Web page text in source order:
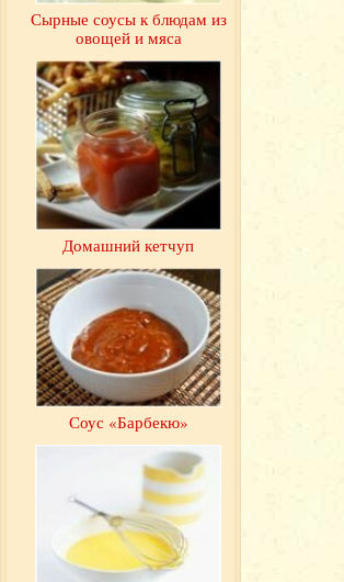
Сырные соусы к блюдам из
овощей и мяса
Домашний кетчуп
Соус «Барбекю»